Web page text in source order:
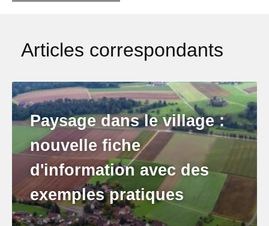
Articles correspondants
Paysage dans le village :
nouvelle fiche
d'information avec des
exemples pratiques